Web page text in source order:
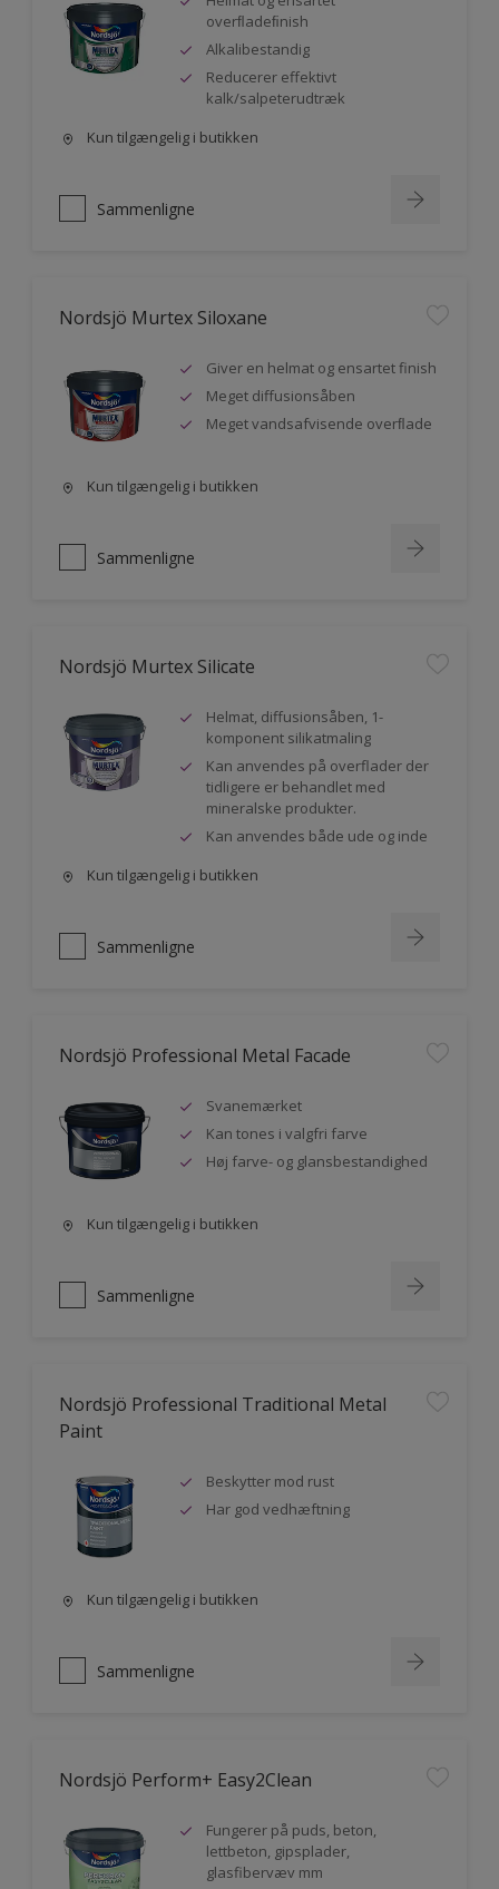
overﬂadeﬁnish
Alkalibestandig
Reducerer effektivt
kalk/salpeterudtræk
Kun tilgængelig i butikken
Sammenligne
Nordsjö Murtex Siloxane
Giver en helmat og ensartet finish
Meget diffusionsåben
Meget vandsafvisende overﬂade
Kun tilgængelig i butikken
Sammenligne
Nordsjö Murtex Silicate
Helmat, diffusionsåben, 1-
komponent silikatmaling
Kan anvendes på overflader der
tidligere er behandlet med
mineralske produkter.
Kan anvendes både ude og inde
Kun tilgængelig i butikken
Sammenligne
Nordsjö Professional Metal Facade
Svanemærket
Kan tones i valgfri farve
Høj farve- og glansbestandighed
Kun tilgængelig i butikken
Sammenligne
Nordsjö Professional Traditional Metal
Paint
Beskytter mod rust
Har god vedhæftning
Kun tilgængelig i butikken
Sammenligne
Nordsjö Perform+ Easy2Clean
Fungerer på puds, beton,
lettbeton, gipsplader,
glasfibervæv mm